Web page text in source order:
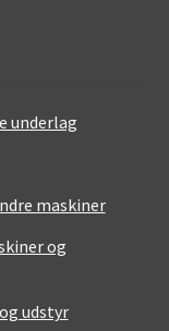
underlag
maskiner
og
udstyr